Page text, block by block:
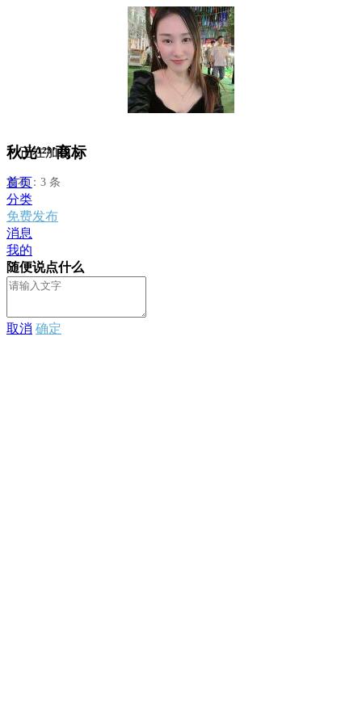
秋光¹²³'商标
发布：3 条
正在加载...
首页
分类
免费发布
消息
我的
随便说点什么
取消 确定